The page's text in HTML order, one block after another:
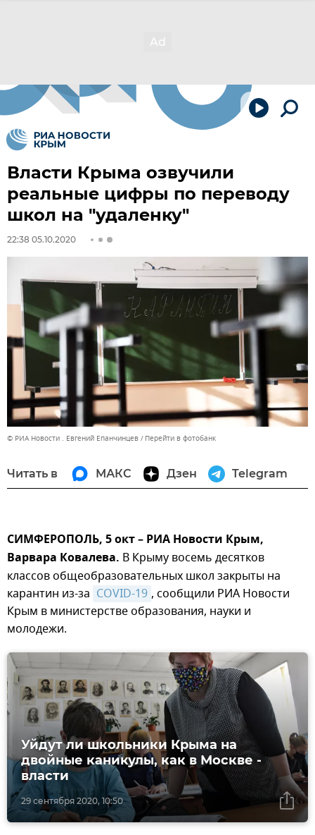
Власти Крыма озвучили
реальные цифры по переводу
школ на "удаленку"
22:38 05.10.2020
© РИА Новости . Евгений Епанчинцев Перейти в фотобанк
Читать в МАКС Дзен Telegram
СИМФЕРОПОЛЬ, 5 окт – РИА Новости Крым,
Варвара Ковалева. В Крыму восемь десятков
классов общеобразовательных школ закрыты на
карантин из-за COVID-19 , сообщили РИА Новости
Крым в министерстве образования, науки и
молодежи.
29 сентября 2020, 10:50
Уйдут ли школьники Крыма на
двойные каникулы, как в Москве -
власти